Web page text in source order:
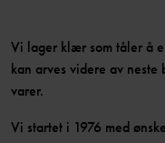
Vi lager klær som tåler å
kan arves videre av
varer.
Vi startet i 1976 med